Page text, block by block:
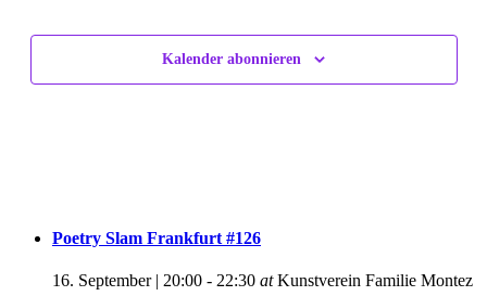
Kalender abonnieren
Poetry Slam Frankfurt #126
16. September | 20:00 - 22:30 atKunstverein Familie Montez